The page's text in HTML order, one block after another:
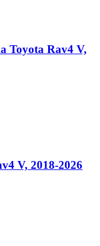
Toyota Rav4 V,
V, 2018-2026